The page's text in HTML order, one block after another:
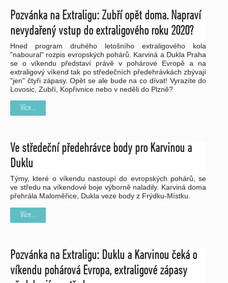
Pozvánka na Extraligu: Zubří opět doma. Napraví
nevydařený vstup do extraligového roku 2020?
Hned program druhého letošního extraligového kola
"naboural" rozpis evropských pohárů. Karviná a Dukla Praha
se o víkendu představí právě v pohárové Evropě a na
extraligový víkend tak po středečních předehrávkách zbývají
"jen" čtyři zápasy. Opět se ale bude na co dívat! Vyrazíte do
Lovosic, Zubří, Kopřivnice nebo v neděli do Plzně?
Více...
Ve středeční předehrávce body pro Karvinou a
Duklu
Týmy, které o víkendu nastoupí do evropských pohárů, se
ve středu na víkendové boje výborně naladily. Karviná doma
přehrála Maloměřice, Dukla veze body z Frýdku-Místku.
Více...
Pozvánka na Extraligu: Duklu a Karvinou čeká o
víkendu pohárová Evropa, extraligové zápasy